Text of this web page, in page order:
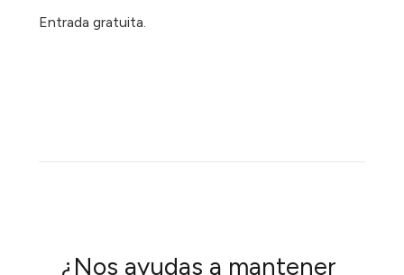
Entrada gratuita.
¿Nos ayudas a mantener